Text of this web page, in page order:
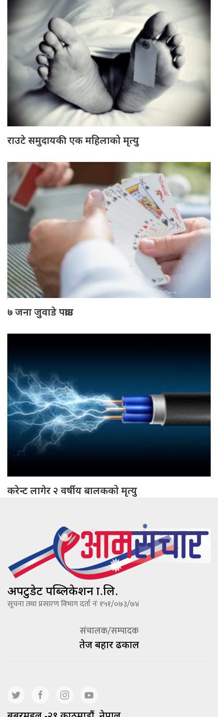
राउटे समुदायकी एक महिलाको मृत्यु
७ जना जुवाडे पक्राउ
करेन्ट लागेर २ वर्षीय बालकको मृत्यु
अपटुडेट पब्लिकेशन प्रा.लि.
सूचना तथा प्रसारण विभाग दर्ता नंः १५१/०७३/७४
संचालक/सम्पादक
तेज बहादूर ढकाल